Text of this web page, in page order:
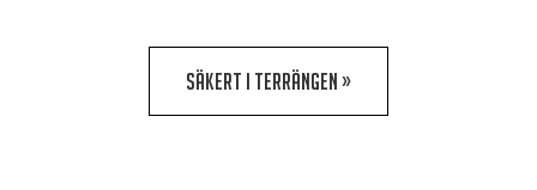
SÄKERT I TERRÄNGEN »